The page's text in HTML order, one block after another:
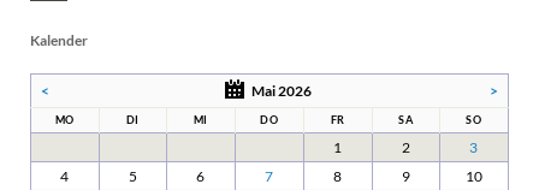
Kalender
< Mai 2026 >
MO DI MI DO FR SA SO
1 2
3
4
5 6 7 8 9
10